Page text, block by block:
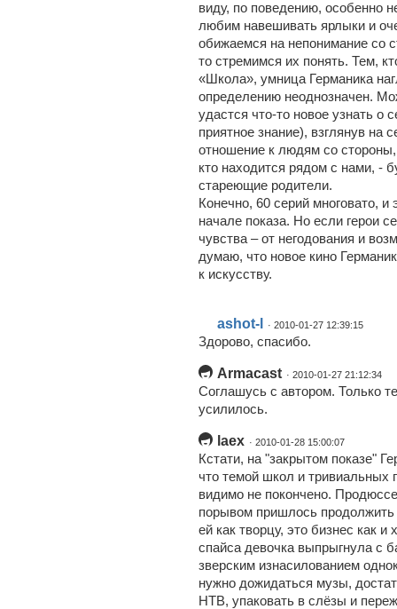
виду, по поведению, особенно
любим навешивать ярлыки и
обижаемся на непонимание со
то стремимся их понять. Тем,
«Школа», умница Германика
определению неоднозначен.
удастся что-то новое узнать о
приятное знание), взглянув на
отношение к людям со
кто находится рядом с нами, -
стареющие родители.
Конечно, 60 серий многовато,
начале показа. Но если герои
чувства – от негодования и
думаю, что новое кино
к искусству.
ashot-l · 2010-01-27 12:39:15
Здорово, спасибо.
Armacast · 2010-01-27 21:12:34
Соглашусь с автором. Только
усилилось.
laex · 2010-01-28 15:00:07
Кстати, на "закрытом показе"
что темой школ и тривиальных
видимо не покончено.
порывом пришлось
ей как творцу, это бизнес как
спайса девочка выпрыгнула с
зверским изнасилованием
нужно дожидаться музы,
НТВ, упаковать в слёзы и